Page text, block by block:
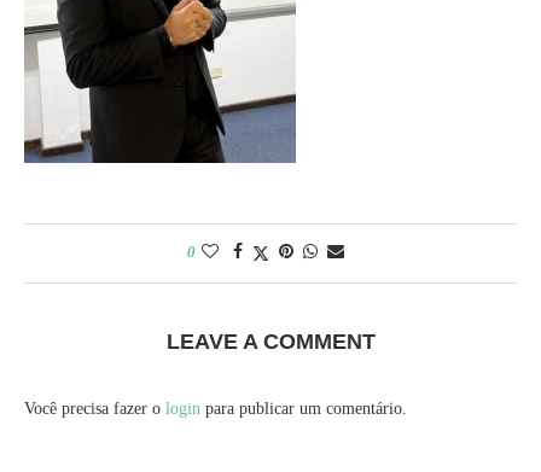
0
LEAVE A COMMENT
Você precisa fazer o login para publicar um comentário.